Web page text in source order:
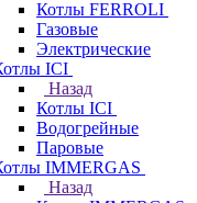
Котлы FERROLI
Газовые
Электрические
ICI
Назад
Котлы ICI
Водогрейные
Паровые
IMMERGAS
Назад